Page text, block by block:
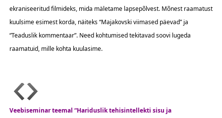
ekraniseeritud filmideks, mida mäletame lapsepõlvest. Mõnest raamatust
kuulsime esimest korda, näiteks “Majakovski viimased päevad” ja
“Teaduslik kommentaar”. Need kohtumised tekitavad soovi lugeda
raamatuid, mille kohta kuulasime.
Veebiseminar teemal “Hariduslik tehisintellekti sisu ja